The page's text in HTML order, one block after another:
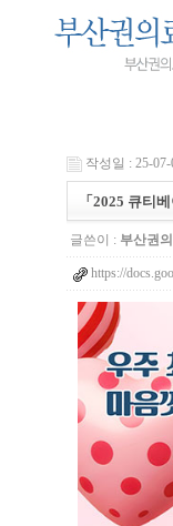
작성일 : 25-07-
「2025 큐티
글쓴이 : 부산권
https://